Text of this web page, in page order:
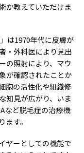
か教えていただけま
は1970年代に皮膚が
・外科医により見出
の照射により、マウ
が確認されたことか
胞の活性化や組織修
知見が広がり、いま
など脱毛症の治療機
す。
ーとしての機能で